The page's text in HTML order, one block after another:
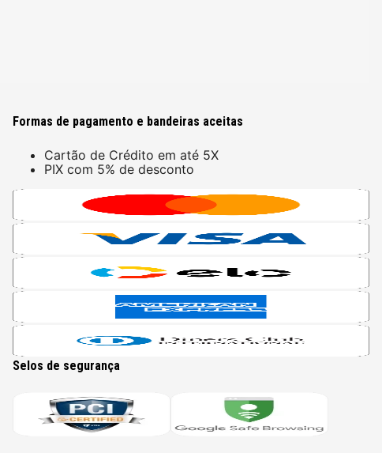
Formas de pagamento e bandeiras aceitas
Cartão de Crédito em até 5X
PIX com 5% de desconto
Selos de segurança